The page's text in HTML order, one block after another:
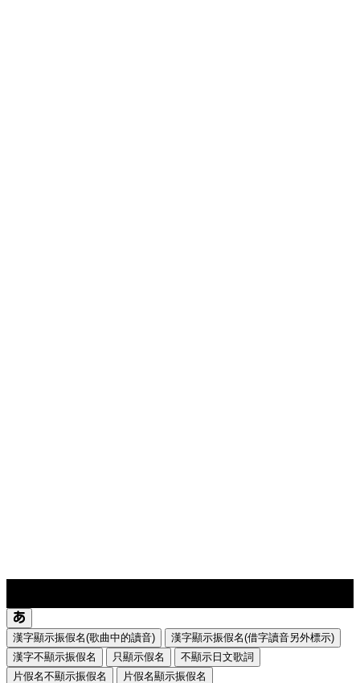
漢字顯示振假名(歌曲中的讀音)
漢字顯示振假名(借字讀音另外標示)
漢字不顯示振假名
只顯示假名
不顯示日文歌詞
片假名不顯示振假名
片假名顯示振假名